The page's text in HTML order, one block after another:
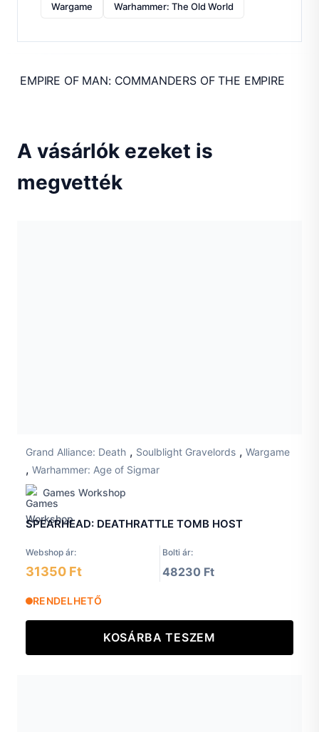
Wargame Warhammer: The Old World
EMPIRE OF MAN: COMMANDERS OF THE EMPIRE
A vásárlók ezeket is
megvették
Grand Alliance: Death , Soulblight Gravelords , Wargame
, Warhammer: Age of Sigmar
Games Workshop
SPEARHEAD: DEATHRATTLE TOMB HOST
Webshop ár: Bolti ár:
31350 Ft 48230 Ft
RENDELHETŐ
KOSÁRBA TESZEM